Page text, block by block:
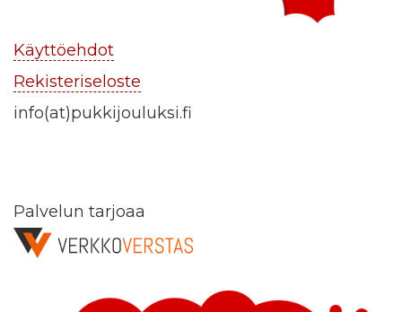
Käyttöehdot
Rekisteriseloste
info(at)pukkijouluksi.fi
Palvelun tarjoaa